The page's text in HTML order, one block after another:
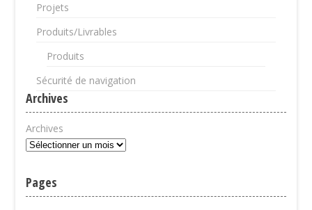
Projets
Produits/Livrables
Produits
Sécurité de navigation
Archives
Archives
Pages